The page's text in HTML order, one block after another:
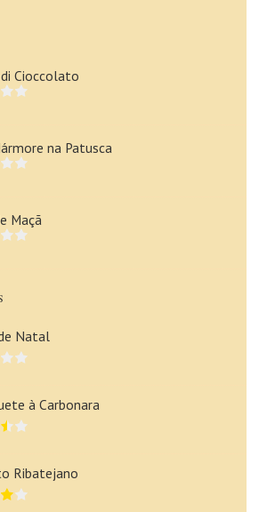
Cioccolato
na Patusca
Maçã
Natal
à Carbonara
Ribatejano